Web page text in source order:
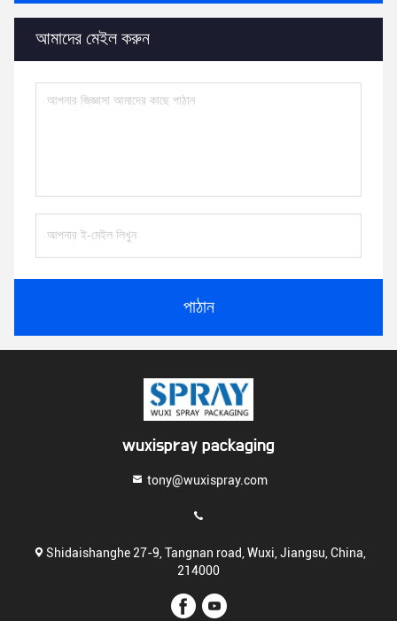
আমাদের মেইল ​​করুন
পাঠান
wuxispray packaging
tony@wuxispray.com
Shidaishanghe 27-9, Tangnan road, Wuxi, Jiangsu, China,
214000